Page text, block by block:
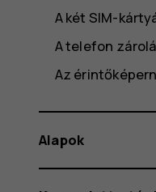
A két SIM-
A telefon
Az
Alapok